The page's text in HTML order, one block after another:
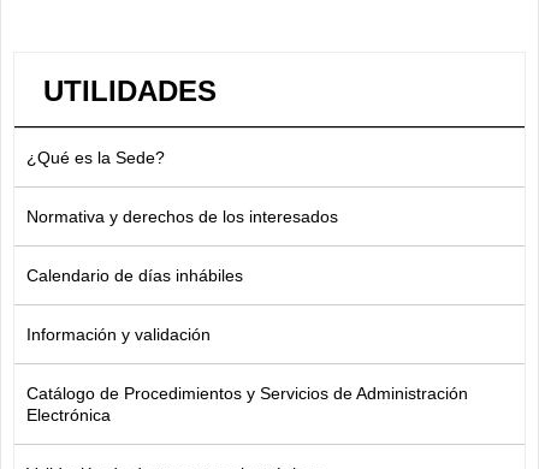
UTILIDADES
¿Qué es la Sede?
Normativa y derechos de los interesados
Calendario de días inhábiles
Información y validación
Catálogo de Procedimientos y Servicios de Administración
Electrónica